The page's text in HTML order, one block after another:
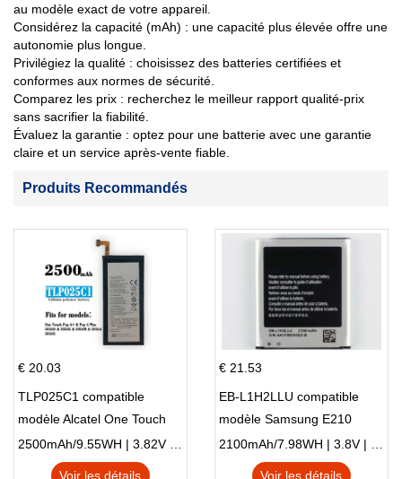
au modèle exact de votre appareil.
Considérez la capacité (mAh) : une capacité plus élevée offre une
autonomie plus longue.
Privilégiez la qualité : choisissez des batteries certifiées et
conformes aux normes de sécurité.
Comparez les prix : recherchez le meilleur rapport qualité-prix
sans sacrifier la fiabilité.
Évaluez la garantie : optez pour une batterie avec une garantie
claire et un service après-vente fiable.
Produits Recommandés
€ 20.03
TLP025C1 compatible
modèle Alcatel One Touch
Pop 4 Plus OT-5056D
2500mAh/9.55WH | 3.82V | Li-ion ...
Voir les détails
€ 21.53
EB-L1H2LLU compatible
modèle Samsung E210
E210K i939
2100mAh/7.98WH | 3.8V | Li-ion ...
Voir les détails